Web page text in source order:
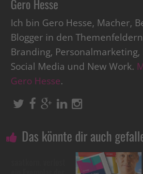
Gero Hesse
Ich bin Gero Hesse, Macher,
Blogger in den
Branding, Personalmarketing,
Social Media und New Work.
Gero Hesse.
Das könnte dir auch